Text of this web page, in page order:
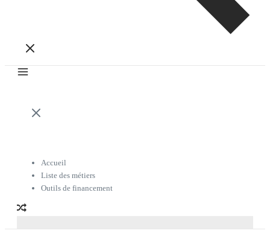
Accueil
Liste des métiers
Outils de financement